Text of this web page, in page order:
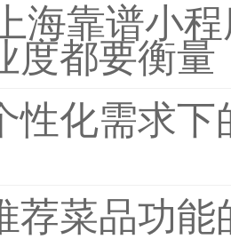
海靠谱小
度都要衡量
性化需求
荐菜品功